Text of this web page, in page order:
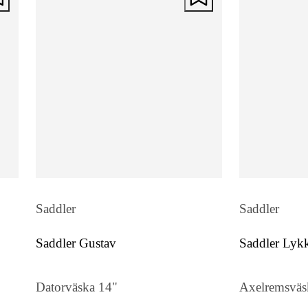
Saddler
Saddler Gustav
Datorväska 14"
Saddler
Saddler